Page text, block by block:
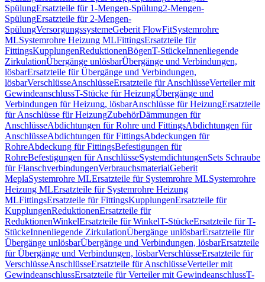
SpülungErsatzteile für 1-Mengen-Spülung2-Mengen-
SpülungErsatzteile für 2-Mengen-
SpülungVersorgungssystemeGeberit FlowFitSystemrohre
MLSystemrohre Heizung MLFittingsErsatzteile für
FittingsKupplungenReduktionenBögenT-StückeInnenliegende
ZirkulationÜbergänge unlösbarÜbergänge und Verbindungen,
lösbarErsatzteile für Übergänge und Verbindungen,
lösbarVerschlüsseAnschlüsseErsatzteile für AnschlüsseVerteiler mit
GewindeanschlussT-Stücke für HeizungÜbergänge und
Verbindungen für Heizung, lösbarAnschlüsse für HeizungErsatzteile
für Anschlüsse für HeizungZubehörDämmungen für
AnschlüsseAbdichtungen für Rohre und FittingsAbdichtungen für
AnschlüsseAbdichtungen für FittingsAbdeckungen für
RohreAbdeckung für FittingsBefestigungen für
RohreBefestigungen für AnschlüsseSystemdichtungenSets Schraube
für FlanschverbindungenVerbrauchsmaterialGeberit
MeplaSystemrohre MLErsatzteile für Systemrohre MLSystemrohre
Heizung MLErsatzteile für Systemrohre Heizung
MLFittingsErsatzteile für FittingsKupplungenErsatzteile für
KupplungenReduktionenErsatzteile für
ReduktionenWinkelErsatzteile für WinkelT-StückeErsatzteile für T-
StückeInnenliegende ZirkulationÜbergänge unlösbarErsatzteile für
Übergänge unlösbarÜbergänge und Verbindungen, lösbarErsatzteile
für Übergänge und Verbindungen, lösbarVerschlüsseErsatzteile für
VerschlüsseAnschlüsseErsatzteile für AnschlüsseVerteiler mit
GewindeanschlussErsatzteile für Verteiler mit GewindeanschlussT-